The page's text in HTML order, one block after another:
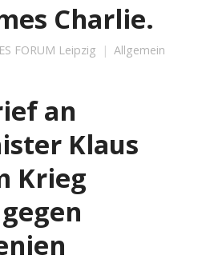
Charlie.
FORUM Leipzig Allgemein
an
Klaus
Krieg